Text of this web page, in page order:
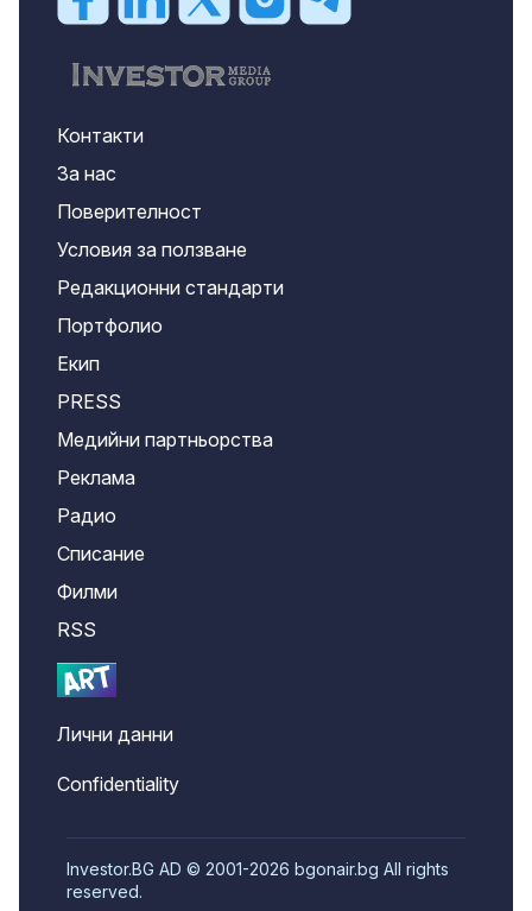
Контакти
За нас
Поверителност
Условия за ползване
Редакционни стандарти
Портфолио
Екип
PRESS
Медийни партньорства
Реклама
Радио
Списание
Филми
RSS
Лични данни
Confidentiality
Investor.BG AD © 2001-2026 bgonair.bg All rights
reserved.